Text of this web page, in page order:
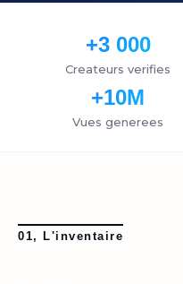
+3 000
Createurs verifies
+10M
Vues generees
01, L'inventaire